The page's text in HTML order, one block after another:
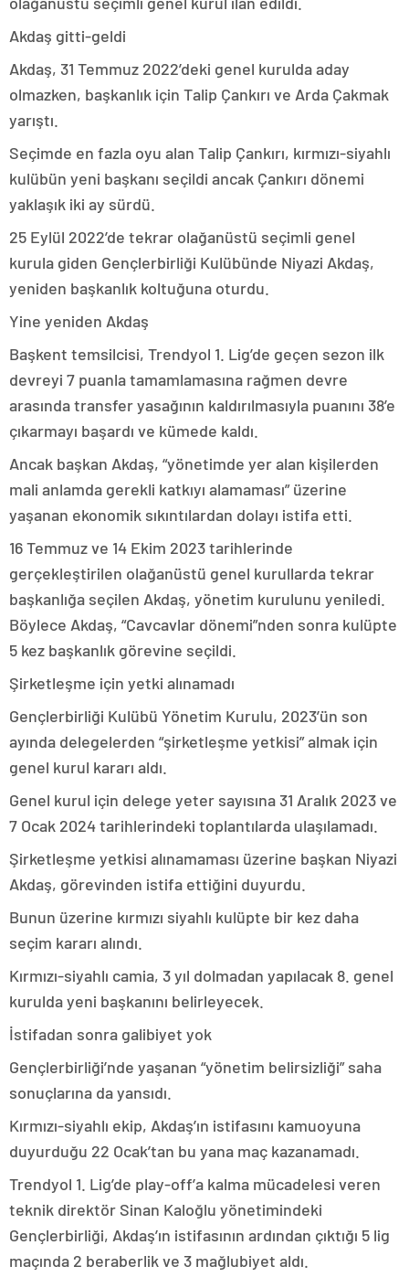
Akdaş gitti-geldi
Akdaş, 31 Temmuz 2022’deki genel kurulda aday
olmazken, başkanlık için Talip Çankırı ve Arda Çakmak
yarıştı.
Seçimde en fazla oyu alan Talip Çankırı, kırmızı-siyahlı
kulübün yeni başkanı seçildi ancak Çankırı dönemi
yaklaşık iki ay sürdü.
25 Eylül 2022’de tekrar olağanüstü seçimli genel
kurula giden Gençlerbirliği Kulübünde Niyazi Akdaş,
yeniden başkanlık koltuğuna oturdu.
Yine yeniden Akdaş
Başkent temsilcisi, Trendyol 1. Lig’de geçen sezon ilk
devreyi 7 puanla tamamlamasına rağmen devre
arasında transfer yasağının kaldırılmasıyla puanını 38’e
çıkarmayı başardı ve kümede kaldı.
Ancak başkan Akdaş, “yönetimde yer alan kişilerden
mali anlamda gerekli katkıyı alamaması” üzerine
yaşanan ekonomik sıkıntılardan dolayı istifa etti.
16 Temmuz ve 14 Ekim 2023 tarihlerinde
gerçekleştirilen olağanüstü genel kurullarda tekrar
başkanlığa seçilen Akdaş, yönetim kurulunu yeniledi.
Böylece Akdaş, “Cavcavlar dönemi”nden sonra kulüpte
5 kez başkanlık görevine seçildi.
Şirketleşme için yetki alınamadı
Gençlerbirliği Kulübü Yönetim Kurulu, 2023’ün son
ayında delegelerden “şirketleşme yetkisi” almak için
genel kurul kararı aldı.
Genel kurul için delege yeter sayısına 31 Aralık 2023 ve
7 Ocak 2024 tarihlerindeki toplantılarda ulaşılamadı.
Şirketleşme yetkisi alınamaması üzerine başkan Niyazi
Akdaş, görevinden istifa ettiğini duyurdu.
Bunun üzerine kırmızı siyahlı kulüpte bir kez daha
seçim kararı alındı.
Kırmızı-siyahlı camia, 3 yıl dolmadan yapılacak 8. genel
kurulda yeni başkanını belirleyecek.
İstifadan sonra galibiyet yok
Gençlerbirliği’nde yaşanan “yönetim belirsizliği” saha
sonuçlarına da yansıdı.
Kırmızı-siyahlı ekip, Akdaş’ın istifasını kamuoyuna
duyurduğu 22 Ocak’tan bu yana maç kazanamadı.
Trendyol 1. Lig’de play-off’a kalma mücadelesi veren
teknik direktör Sinan Kaloğlu yönetimindeki
Gençlerbirliği, Akdaş’ın istifasının ardından çıktığı 5 lig
maçında 2 beraberlik ve 3 mağlubiyet aldı.